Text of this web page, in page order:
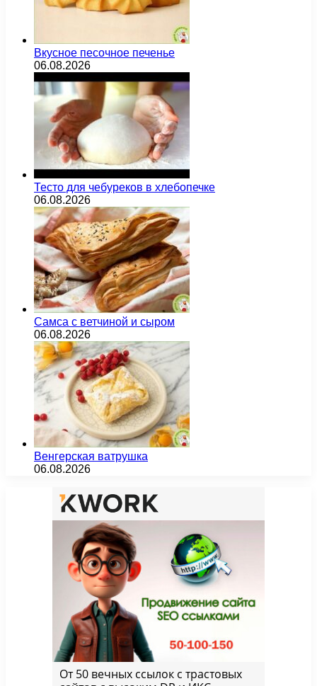
Вкусное песочное печенье
06.08.2026
Тесто для чебуреков в хлебопечке
06.08.2026
Самса с ветчиной и сыром
06.08.2026
Венгерская ватрушка
06.08.2026